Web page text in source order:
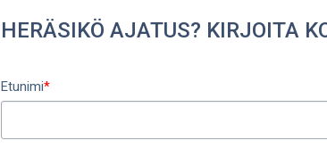
HERÄSIKÖ AJATUS? KIRJOITA
Etunimi*